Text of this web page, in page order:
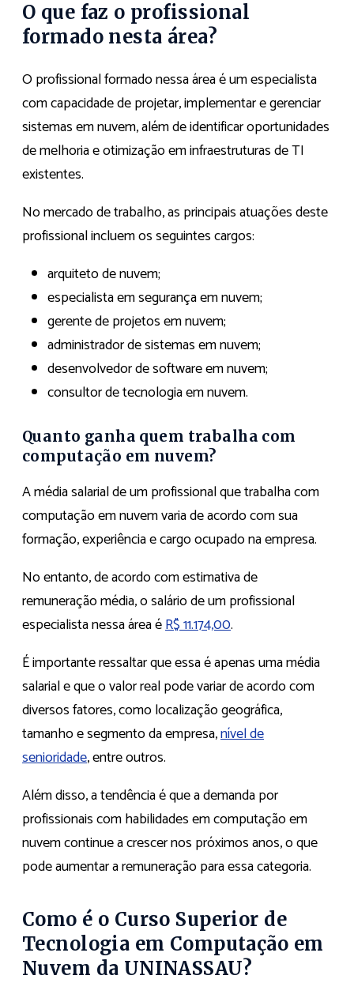
O que faz o profissional
formado nesta área?
O profissional formado nessa área é um especialista
com capacidade de projetar, implementar e gerenciar
sistemas em nuvem, além de identificar oportunidades
de melhoria e otimização em infraestruturas de TI
existentes.
No mercado de trabalho, as principais atuações deste
profissional incluem os seguintes cargos:
arquiteto de nuvem;
especialista em segurança em nuvem;
gerente de projetos em nuvem;
administrador de sistemas em nuvem;
desenvolvedor de software em nuvem;
consultor de tecnologia em nuvem.
Quanto ganha quem trabalha com
computação em nuvem?
A média salarial de um profissional que trabalha com
computação em nuvem varia de acordo com sua
formação, experiência e cargo ocupado na empresa.
No entanto, de acordo com estimativa de
remuneração média, o salário de um profissional
especialista nessa área éR$ 11.174,00.
É importante ressaltar que essa é apenas uma média
salarial e que o valor real pode variar de acordo com
diversos fatores, como localização geográfica,
tamanho e segmento da empresa,nível de
senioridade, entre outros.
Além disso, a tendência é que a demanda por
profissionais com habilidades em computação em
nuvem continue a crescer nos próximos anos, o que
pode aumentar a remuneração para essa categoria.
Como é o Curso Superior de
Tecnologia em Computação em
Nuvem da UNINASSAU?